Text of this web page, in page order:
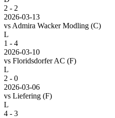
2 - 2
2026-03-13
vs Admira Wacker Modling (C)
L
1 - 4
2026-03-10
vs Floridsdorfer AC (F)
L
2 - 0
2026-03-06
vs Liefering (F)
L
4 - 3